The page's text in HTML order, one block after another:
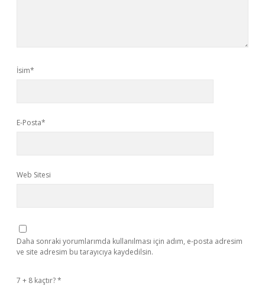
İsim*
E-Posta*
Web Sitesi
Daha sonraki yorumlarımda kullanılması için adım, e-posta adresim
ve site adresim bu tarayıcıya kaydedilsin.
7 + 8 kaçtır?*